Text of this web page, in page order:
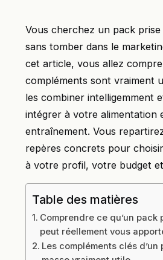
Vous cherchez un pack prise
sans tomber dans le
cet article, vous allez
compléments sont vraiment
les combiner intelligemment
intégrer à votre alimentation
entraînement. Vous
repères concrets pour
à votre profil, votre budget
Table des matières
Comprendre ce qu’un pack
peut réellement vous
Les compléments clés